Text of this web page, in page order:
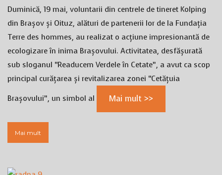
Duminică, 19 mai, voluntarii din centrele de tineret Kolping
din Brașov și Oituz, alături de partenerii lor de la Fundația
Terre des hommes, au realizat o acțiune impresionantă de
ecologizare în inima Brașovului. Activitatea, desfășurată
sub sloganul “Readucem Verdele în Cetate”, a avut ca scop
principal curățarea și revitalizarea zonei “Cetățuia
Brașovului”, un simbol al
Mai mult >>
Mai mult